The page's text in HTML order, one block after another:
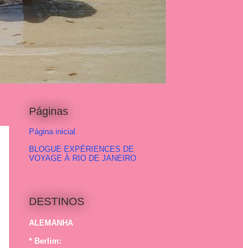
Páginas
Página inicial
BLOGUE EXPÉRIENCES DE
VOYAGE À RIO DE JANEIRO
DESTINOS
ALEMANHA
* Berlim: